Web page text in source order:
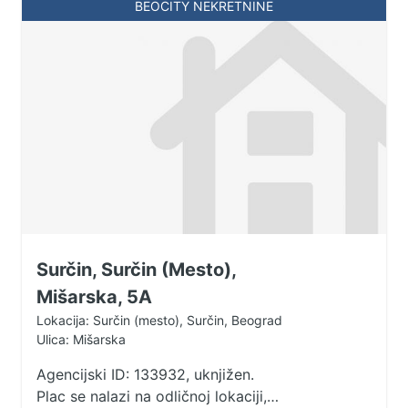
potrebama budućeg vlasnika. Cena
ara je 40.000€ Uknjižen.
Agencijska provizija 2% Agent:
Bogdan Rajković 063/119-119-2
Uknjižen na 974m2. Agencijska
BEOCITY NEKRETNINE
Surčin, Surčin (Mesto),
Mišarska, 5A
Lokacija: Surčin (mesto), Surčin, Beograd
Ulica: Mišarska
Agencijski ID: 133932, uknjižen.
Plac se nalazi na odličnoj lokaciji, u